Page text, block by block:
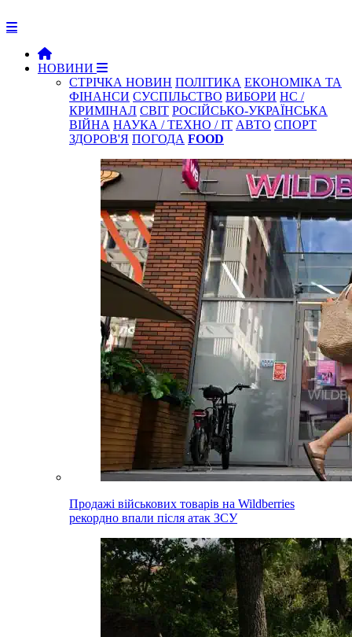
НОВИНИ
СТРІЧКА НОВИН ПОЛІТИКА ЕКОНОМІКА ТА
ФІНАНСИ СУСПІЛЬСТВО ВИБОРИ НС /
КРИМІНАЛ СВІТ РОСІЙСЬКО-УКРАЇНСЬКА
ВІЙНА НАУКА / ТЕХНО / IT АВТО СПОРТ
ЗДОРОВ'Я ПОГОДА FOOD
Продажі військових товарів на Wildberries
рекордно впали після атак ЗСУ